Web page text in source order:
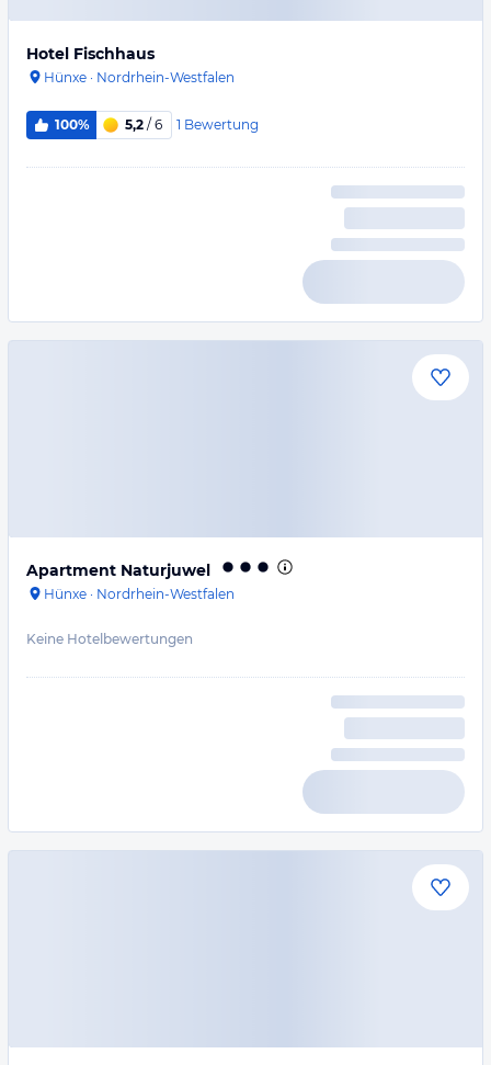
Hotel Fischhaus
Hünxe · Nordrhein-Westfalen
100% 5,2 / 6 1 Bewertung
Apartment Naturjuwel
Hünxe · Nordrhein-Westfalen
Keine Hotelbewertungen